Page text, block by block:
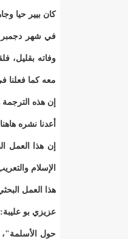
كان بيير حيا
وفاته بقليل،
معه كما فعلنا
أعدنا نشره هاهنا-
إن هذا العمل
هذا العمل
عزيزي بو
حول الأسلمة"،